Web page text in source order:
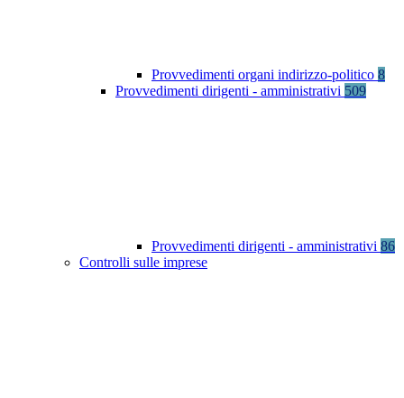
Provvedimenti organi indirizzo-politico 8
Provvedimenti dirigenti - amministrativi 509
Provvedimenti dirigenti - amministrativi 86
Controlli sulle imprese